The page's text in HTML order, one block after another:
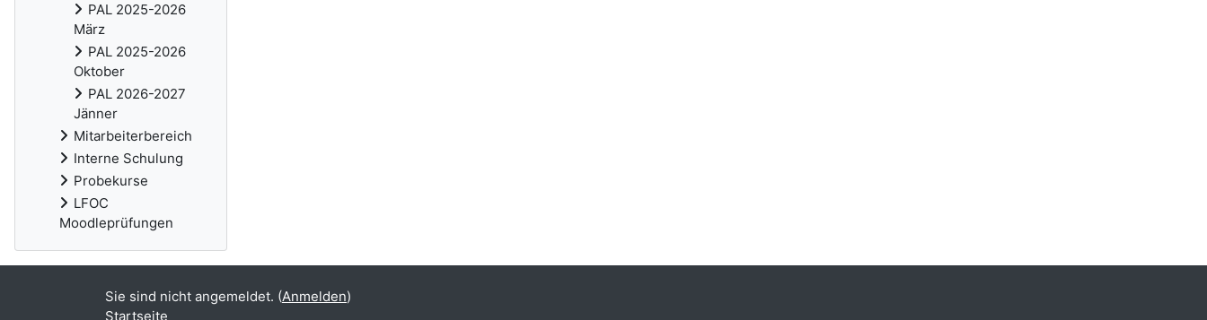
PAL 2025-2026
März
PAL 2025-2026
Oktober
PAL 2026-2027
Jänner
Mitarbeiterbereich
Interne Schulung
Probekurse
LFOC
Moodleprüfungen
Sie sind nicht angemeldet. (Anmelden)
Startseite